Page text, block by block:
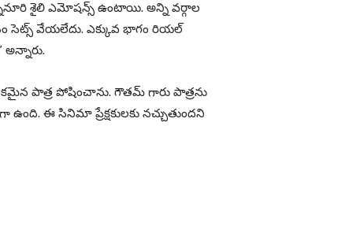
శైలి ఎమోషన్స్ ఉంటాయి. అన్ని వర్గాల
సెట్స్ వేయలేదు. ఎక్కువ భాగం రియల్
పాత్ర పోషించాను. గౌతమ్ గారు పాత్రను
ఈ సినిమా ప్రేక్షకులకు నచ్చుతుందని